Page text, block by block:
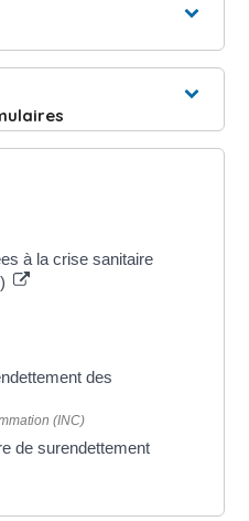
à la crise sanitaire
des
(INC)
de surendettement